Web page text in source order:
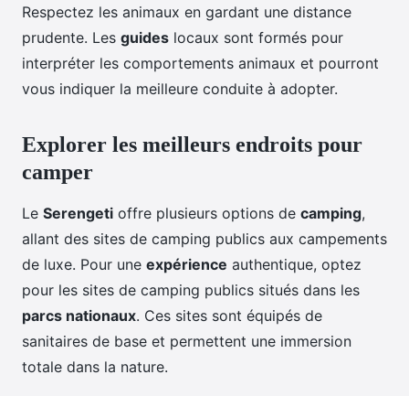
Respectez les animaux en gardant une distance
prudente. Les guides locaux sont formés pour
interpréter les comportements animaux et pourront
vous indiquer la meilleure conduite à adopter.
Explorer les meilleurs endroits pour
camper
Le Serengeti offre plusieurs options de camping,
allant des sites de camping publics aux campements
de luxe. Pour une expérience authentique, optez
pour les sites de camping publics situés dans les
parcs nationaux. Ces sites sont équipés de
sanitaires de base et permettent une immersion
totale dans la nature.